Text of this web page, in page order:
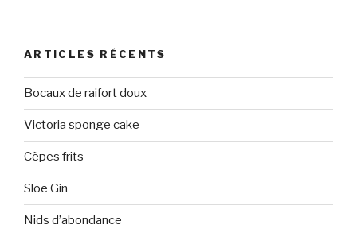
ARTICLES RÉCENTS
Bocaux de raifort doux
Victoria sponge cake
Cèpes frits
Sloe Gin
Nids d’abondance